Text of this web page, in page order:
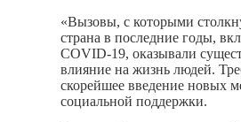
«Вызовы, с которыми
страна в последние годы,
COVID-19, оказывали
влияние на жизнь людей.
скорейшее введение новых
социальной поддержки.